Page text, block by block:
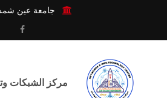
جامعة عين